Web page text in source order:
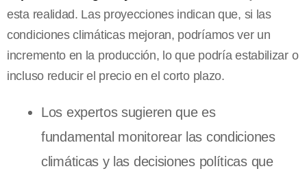
esta realidad. Las proyecciones indican que, si las
condiciones climáticas mejoran, podríamos ver un
incremento en la producción, lo que podría estabilizar o
incluso reducir el precio en el corto plazo.
Los expertos sugieren que es
fundamental monitorear las condiciones
climáticas y las decisiones políticas que